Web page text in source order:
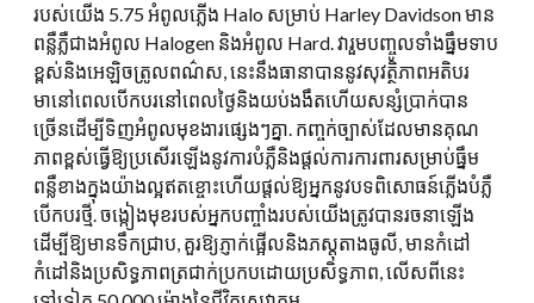
ការ
សម្រាប់
ម៉ូតូ
H4
12V
5.75
អ៊ីញ
បរិ
មាន
របស់យើង 5.75 អំពូលភ្លើង Halo សម្រាប់ Harley Davidson មាន
ពន្លឺភ្លឺជាងអំពូល Halogen និងអំពូល Hard. វារួមបញ្ចូលទាំងធ្នឹមទាប
ខ្ពស់និងអេឡិចត្រូលពណ៌ស, នេះនឹងធានាបាននូវសុវត្ថិភាពអតិបរ
មានៅពេលបើកបរនៅពេលថ្ងៃនិងយប់ងងឹតហើយសន្សំប្រាក់បាន
ច្រើនដើម្បីទិញអំពូលមុខងារផ្សេងៗគ្នា. កញ្ចក់ច្បាស់ដែលមានគុណ
ភាពខ្ពស់ធ្វើឱ្យប្រសើរឡើងនូវការបំភ្លឺនិងផ្តល់ការការពារសម្រាប់ធ្នឹម
ពន្លឺខាងក្នុងយ៉ាងល្អឥតខ្ចោះហើយផ្តល់ឱ្យអ្នកនូវបទពិសោធន៍ភ្លើងបំភ្លឺ
បើកបរថ្មី. ចង្កៀងមុខរបស់អ្នកបញ្ចាំងរបស់យើងត្រូវបានរចនាឡើង
ដើម្បីឱ្យមានទឹកជ្រាប, គួរឱ្យភ្ញាក់ផ្អើលនិងភស្តុតាងធូលី, មានកំដៅ
កំដៅនិងប្រសិទ្ធភាពត្រជាក់ប្រកបដោយប្រសិទ្ធភាព, លើសពីនេះ